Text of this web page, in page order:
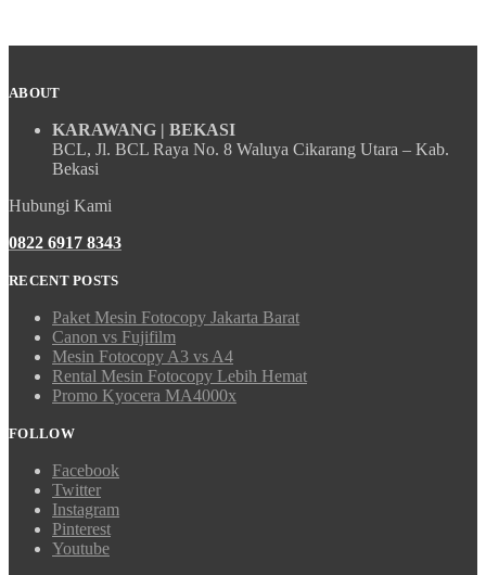
ABOUT
KARAWANG | BEKASI
BCL, Jl. BCL Raya No. 8 Waluya Cikarang Utara – Kab.
Bekasi
Hubungi Kami
0822 6917 8343
RECENT POSTS
Paket Mesin Fotocopy Jakarta Barat
Canon vs Fujifilm
Mesin Fotocopy A3 vs A4
Rental Mesin Fotocopy Lebih Hemat
Promo Kyocera MA4000x
FOLLOW
Facebook
Twitter
Instagram
Pinterest
Youtube